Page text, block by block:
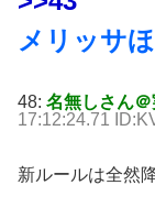
メリッサ
48: 名無しさん
17:12:24.71
新ルールは全然